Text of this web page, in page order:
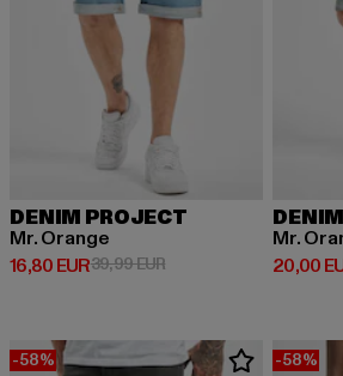
DENIM PROJECT
Mr. Orange
16,80 EUR
Derzeitiger Preis: 16,80 EUR
39,99 EURAktionspreis: 39,99 EUR
Mr.
20,00
-58% -58%